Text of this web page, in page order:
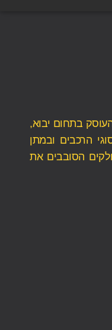
בתחום יבוא,
הרכבים ובמתן
הסובבים את